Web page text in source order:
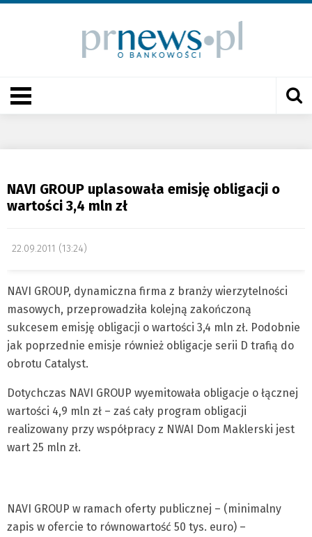
NAVI GROUP uplasowała emisję obligacji o
wartości 3,4 mln zł
22.09.2011 (13:24)
NAVI GROUP, dynamiczna firma z branży wierzytelności
masowych, przeprowadziła kolejną zakończoną
sukcesem emisję obligacji o wartości 3,4 mln zł. Podobnie
jak poprzednie emisje również obligacje serii D trafią do
obrotu Catalyst.
Dotychczas NAVI GROUP wyemitowała obligacje o łącznej
wartości 4,9 mln zł – zaś cały program obligacji
realizowany przy współpracy z NWAI Dom Maklerski jest
wart 25 mln zł.
NAVI GROUP w ramach oferty publicznej – (minimalny
zapis w ofercie to równowartość 50 tys. euro) –